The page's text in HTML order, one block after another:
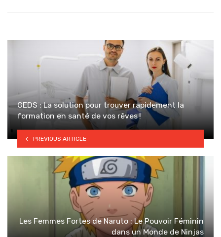
GEDS : La solution pour trouver rapidement la
formation en santé de vos rêves !
PREVIOUS ARTICLE
Les Femmes Fortes de Naruto : Le Pouvoir Féminin
dans un Monde de Ninjas